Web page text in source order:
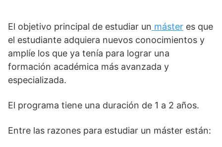
El objetivo principal de estudiar un máster es que
el estudiante adquiera nuevos conocimientos y
amplíe los que ya tenía para lograr una
formación académica más avanzada y
especializada.
El programa tiene una duración de 1 a 2 años.
Entre las razones para estudiar un máster están: